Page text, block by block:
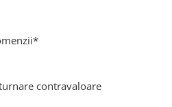
contravaloare